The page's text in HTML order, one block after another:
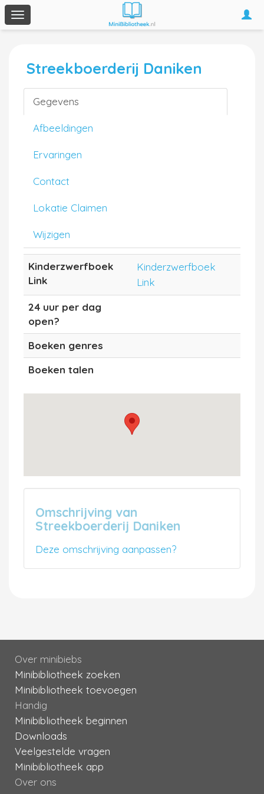
Toggle
navigation
Streekboerderij Daniken
Gegevens
Afbeeldingen
Ervaringen
Contact
Lokatie Claimen
Wijzigen
Kinderzwerfboek
Link
Kinderzwerfboek
Link
24 uur per dag
open?
Boeken genres
Boeken talen
Omschrijving van
Streekboerderij Daniken
Deze omschrijving aanpassen?
Over minibiebs
Minibibliotheek zoeken
Minibibliotheek toevoegen
Handig
Minibibliotheek beginnen
Downloads
Veelgestelde vragen
Minibibliotheek app
Over ons